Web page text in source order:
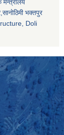
मन्त्रालय
भक्तपुर
Doli